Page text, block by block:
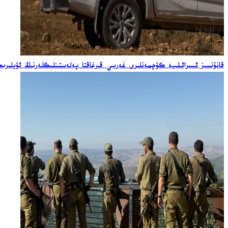
قانۇنسىز ئىسرائىلىيە كۆچمەنلىرى غەربىي قىرغاقتا پەلەستىنلىكلەرنىڭ